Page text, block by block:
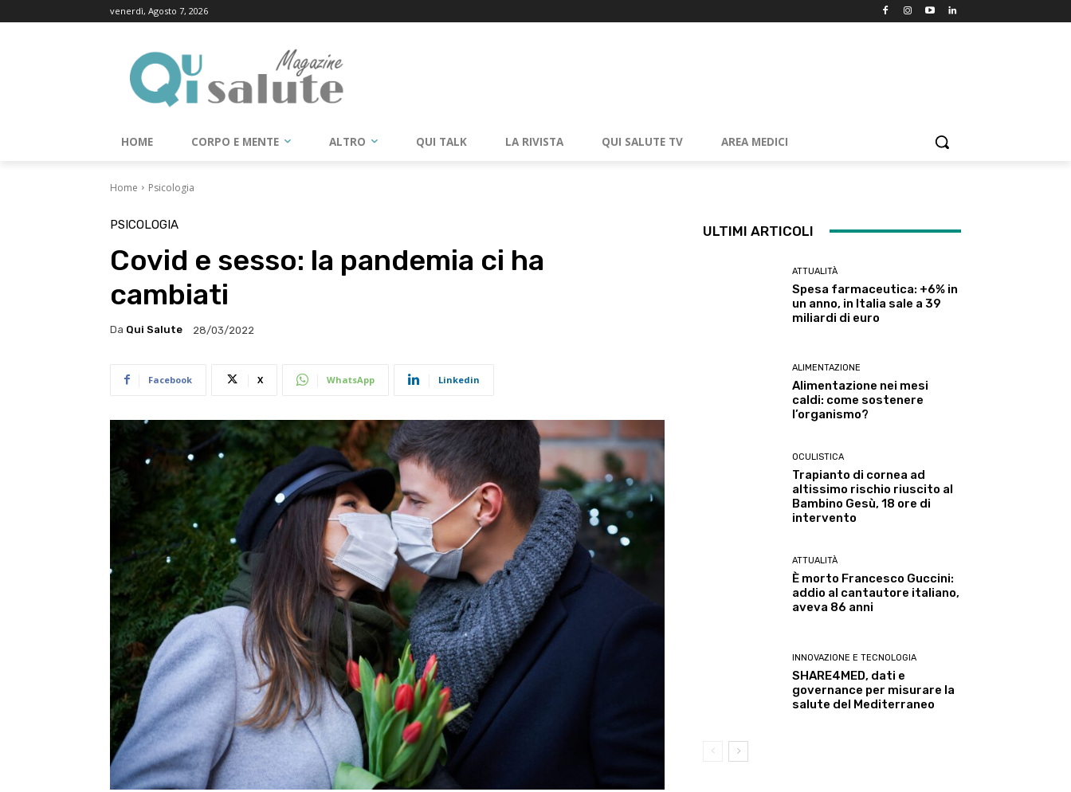
venerdì, Agosto 7, 2026
HOME CORPO E MENTE ALTRO QUI TALK LA RIVISTA QUI SALUTE TV AREA MEDICI
Home Psicologia
PSICOLOGIA
Covid e sesso: la pandemia ci ha
cambiati
Da Qui Salute 28/03/2022
Facebook X WhatsApp Linkedin
ULTIMI ARTICOLI
ATTUALITÀ
Spesa farmaceutica: +6% in
un anno, in Italia sale a 39
miliardi di euro
ALIMENTAZIONE
Alimentazione nei mesi
caldi: come sostenere
l’organismo?
OCULISTICA
Trapianto di cornea ad
altissimo rischio riuscito al
Bambino Gesù, 18 ore di
intervento
ATTUALITÀ
È morto Francesco Guccini:
addio al cantautore italiano,
aveva 86 anni
INNOVAZIONE E TECNOLOGIA
SHARE4MED, dati e
governance per misurare la
salute del Mediterraneo